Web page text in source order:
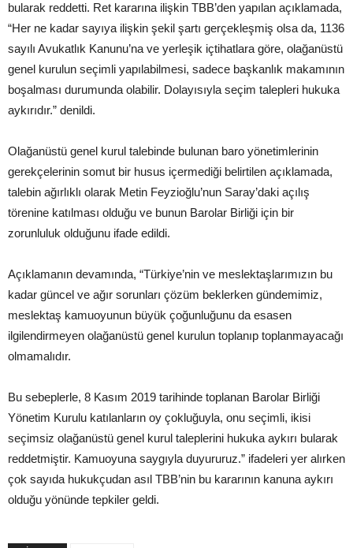
bularak reddetti. Ret kararına ilişkin TBB’den yapılan açıklamada,
“Her ne kadar sayıya ilişkin şekil şartı gerçekleşmiş olsa da, 1136
sayılı Avukatlık Kanunu’na ve yerleşik içtihatlara göre, olağanüstü
genel kurulun seçimli yapılabilmesi, sadece başkanlık makamının
boşalması durumunda olabilir. Dolayısıyla seçim talepleri hukuka
aykırıdır.” denildi.
Olağanüstü genel kurul talebinde bulunan baro yönetimlerinin
gerekçelerinin somut bir husus içermediği belirtilen açıklamada,
talebin ağırlıklı olarak Metin Feyzioğlu’nun Saray’daki açılış
törenine katılması olduğu ve bunun Barolar Birliği için bir
zorunluluk olduğunu ifade edildi.
Açıklamanın devamında, “Türkiye’nin ve meslektaşlarımızın bu
kadar güncel ve ağır sorunları çözüm beklerken gündemimiz,
meslektaş kamuoyunun büyük çoğunluğunu da esasen
ilgilendirmeyen olağanüstü genel kurulun toplanıp toplanmayacağı
olmamalıdır.
Bu sebeplerle, 8 Kasım 2019 tarihinde toplanan Barolar Birliği
Yönetim Kurulu katılanların oy çokluğuyla, onu seçimli, ikisi
seçimsiz olağanüstü genel kurul taleplerini hukuka aykırı bularak
reddetmiştir. Kamuoyuna saygıyla duyururuz.” ifadeleri yer alırken
çok sayıda hukukçudan asıl TBB’nin bu kararının kanuna aykırı
olduğu yönünde tepkiler geldi.